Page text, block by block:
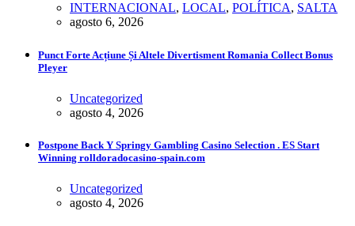
INTERNACIONAL, LOCAL, POLÍTICA, SALTA
agosto 6, 2026
Punct Forte Acțiune Și Altele Divertisment Romania Collect Bonus
Pleyer
Uncategorized
agosto 4, 2026
Postpone Back Y Springy Gambling Casino Selection . ES Start
Winning rolldoradocasino-spain.com
Uncategorized
agosto 4, 2026